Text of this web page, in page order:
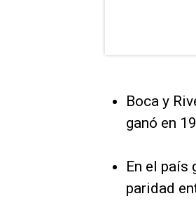
Boca y
ganó en
En el país
paridad